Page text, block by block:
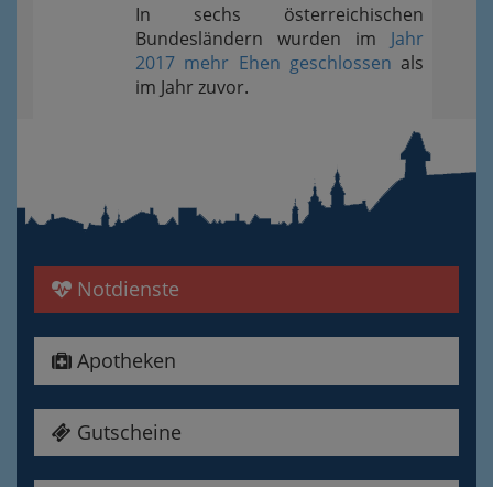
In sechs österreichischen
Bundesländern wurden im Jahr
2017 mehr Ehen geschlossen als
im Jahr zuvor.
Notdienste
Apotheken
Gutscheine